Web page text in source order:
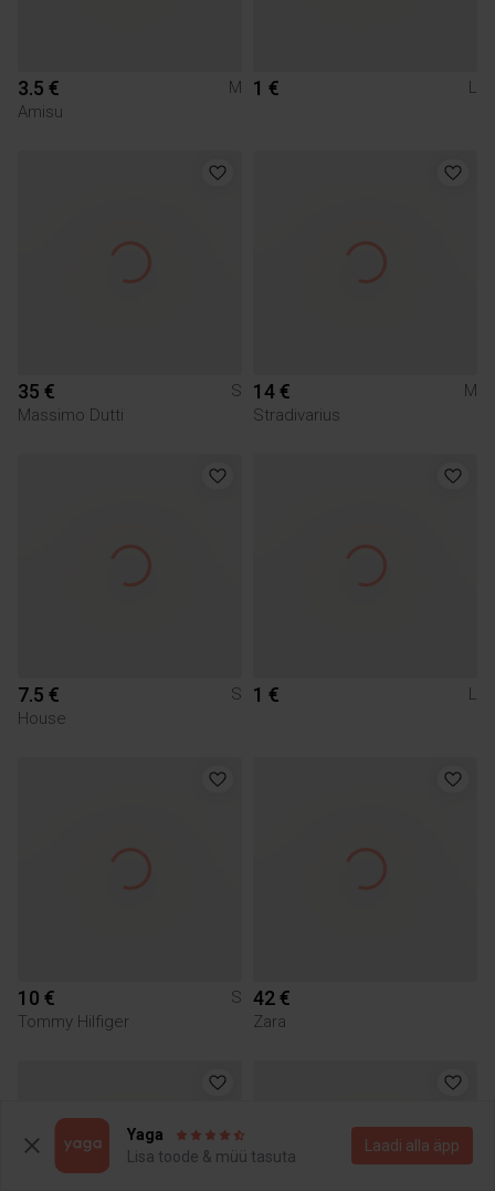
3.5 €
M
Amisu
1 € L
35 €
S
Massimo Dutti
14 €
M
Stradivarius
7.5 €
S
House
1 € L
10 €
S
Tommy Hilfiger
42 €
Zara
Yaga
Lisa toode & müü tasuta
Laadi alla äpp